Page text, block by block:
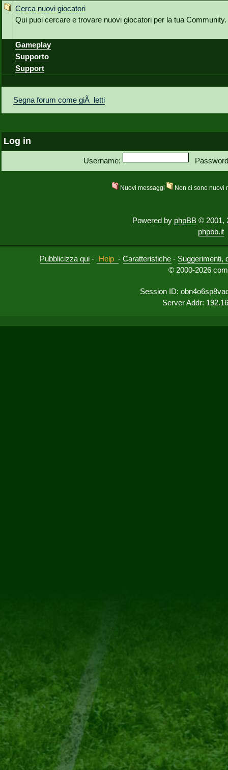
Cerca nuovi giocatori
Qui puoi cercare e trovare nuovi giocatori per la tua Community.
Gameplay
Supporto
Support
Segna forum come giÃ letti
Log in
Username:
Nuovi messaggi Non ci sono nuovi
Powered by phpBB © 2001,
phpbb.it
Pubblicizza qui - Help -Caratteristiche - Suggerimenti,
© 2000-2026
Session ID:
Server Addr: